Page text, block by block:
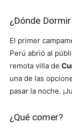
¿Dónde
El primer
Perú abrió al
remota villa de
una de las
pasar la noche.
¿Qué comer?